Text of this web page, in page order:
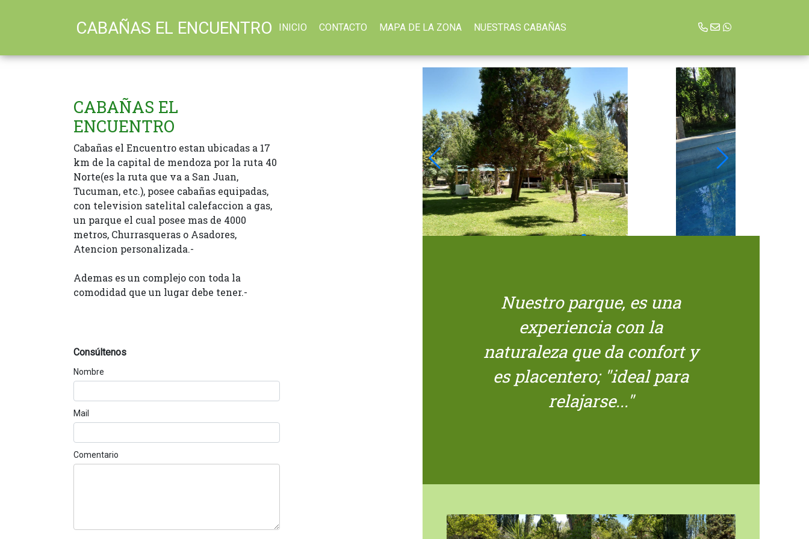
CABAÑAS EL ENCUENTRO INICIO CONTACTO MAPA DE LA ZONA NUESTRAS CABAÑAS
CABAÑAS EL
ENCUENTRO
Cabañas el Encuentro estan ubicadas a 17
km de la capital de mendoza por la ruta 40
Norte(es la ruta que va a San Juan,
Tucuman, etc.), posee cabañas equipadas,
con television satelital calefaccion a gas,
un parque el cual posee mas de 4000
metros, Churrasqueras o Asadores,
Atencion personalizada.-
Ademas es un complejo con toda la
comodidad que un lugar debe tener.-
Consúltenos
Nombre
Mail
Comentario
Nuestro parque, es una
experiencia con la
naturaleza que da confort y
es placentero; "ideal para
relajarse..."